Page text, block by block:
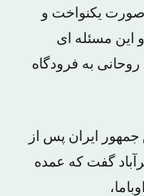
صورت یکنواخت و
این مسئله ای
به فرودگاه
ایران پس از
گفت که عمده